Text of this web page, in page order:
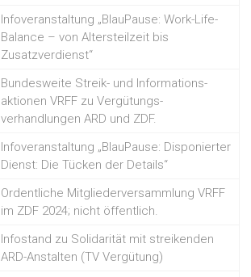
Infoveranstaltung „BlauPause: Work-Life-
Balance – von Altersteilzeit bis
Zusatzverdienst“
Bundesweite Streik- und Informations-
aktionen VRFF zu Vergütungs-
verhandlungen ARD und ZDF.
Infoveranstaltung „BlauPause: Disponierter
Dienst: Die Tücken der Details“
Ordentliche Mitgliederversammlung VRFF
im ZDF 2024; nicht öffentlich.
Infostand zu Solidarität mit streikenden
ARD-Anstalten (TV Vergütung)